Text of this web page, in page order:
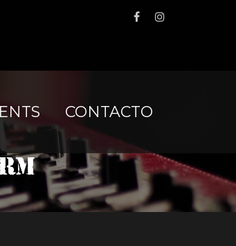
CONTACTO